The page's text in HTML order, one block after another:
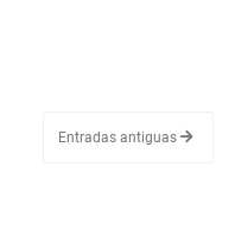
Entradas antiguas